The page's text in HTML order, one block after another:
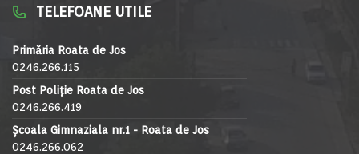
TELEFOANE UTILE
Primăria Roata de Jos
0246.266.115
Post Poliție Roata de Jos
0246.266.419
Școala Gimnaziala nr.1 - Roata de Jos
0246.266.062